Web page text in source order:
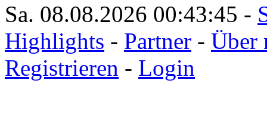
Sa. 08.08.2026 00:43:45 -
Highlights - Partner - Über
Registrieren - Login